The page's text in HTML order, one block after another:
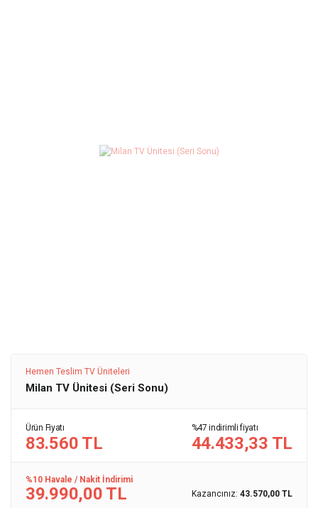
Hemen Teslim TV Üniteleri
Milan TV Ünitesi (Seri Sonu)
Ürün Fiyatı
83.560 TL
%47 indirimli fiyatı
44.433,33 TL
%10 Havale / Nakit İndirimi
39.990,00 TL Kazancınız: 43.570,00 TL